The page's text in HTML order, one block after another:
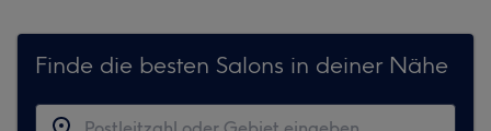
Finde die besten Salons in deiner Nähe